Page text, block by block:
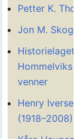
Petter K.
Jon M.
Historielaget
Hommelviks
venner
Henry Iversen
(1918–2008)